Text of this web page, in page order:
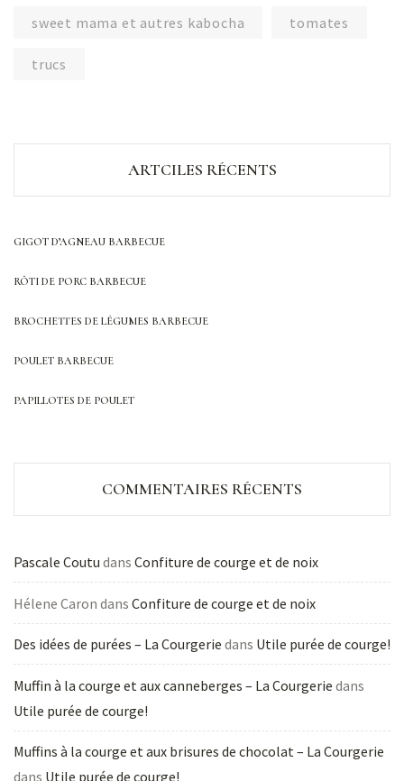
sweet mama et autres kabocha tomates
trucs
ARTCILES RÉCENTS
GIGOT D’AGNEAU BARBECUE
RÔTI DE PORC BARBECUE
BROCHETTES DE LÉGUMES BARBECUE
POULET BARBECUE
PAPILLOTES DE POULET
COMMENTAIRES RÉCENTS
Pascale Coutu dans Confiture de courge et de noix
Hélene Caron dans Confiture de courge et de noix
Des idées de purées – La Courgerie dans Utile purée de courge!
Muffin à la courge et aux canneberges – La Courgerie dans
Utile purée de courge!
Muffins à la courge et aux brisures de chocolat – La Courgerie
dans Utile purée de courge!